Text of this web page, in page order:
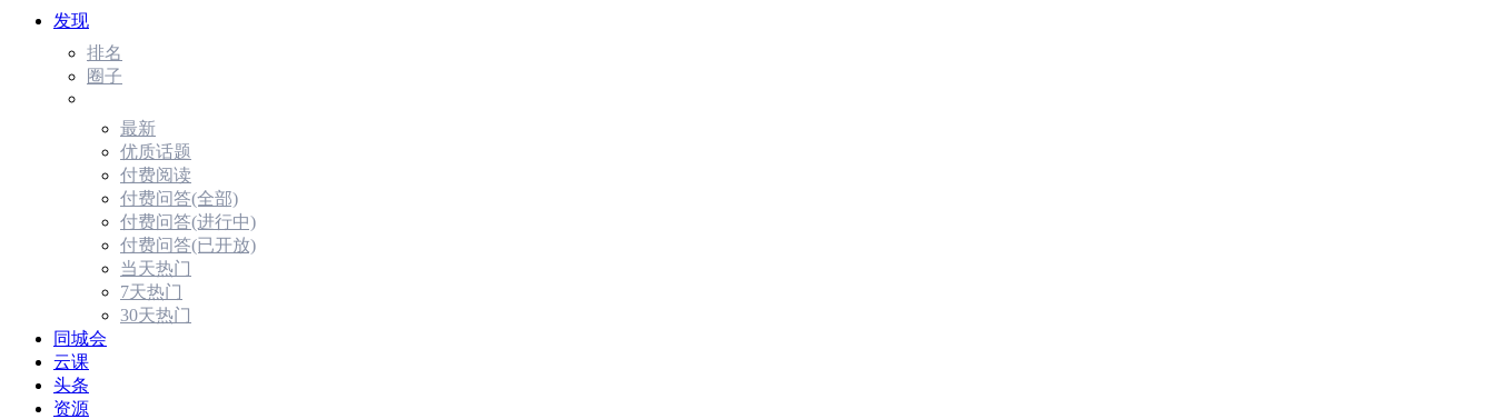
发现
排名
圈子
最新
优质话题
付费阅读
付费问答(全部)
付费问答(进行中)
付费问答(已开放)
当天热门
7天热门
30天热门
同城会
云课
头条
资源